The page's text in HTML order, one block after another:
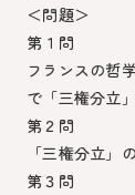
＜問題＞
第１問
フランスの哲
で「三権分立
第２問
「三権分立」
第３問